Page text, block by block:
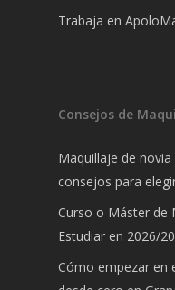
Trabaja en
Consejos de
Maquillaje de
consejos para
Curso o Máster de
Estudiar en 2026/
Cómo empezar en